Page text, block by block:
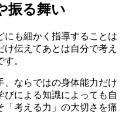
振る舞い
にも細かく指導することは
伝えてあとは自分で考え
。
、ならではの身体能力だけ
びによる知識によっても自
「考える力」の大切さを痛